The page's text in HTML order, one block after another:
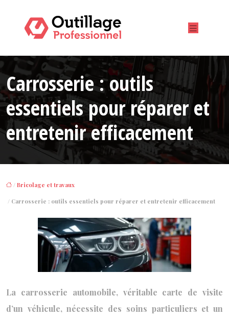
Carrosserie : outils
essentiels pour réparer et
entretenir efficacement
/ Bricolage et travaux
/ Carrosserie : outils essentiels pour réparer et entretenir efficacement
La carrosserie automobile, véritable carte de visite
d’un véhicule, nécessite des soins particuliers et un